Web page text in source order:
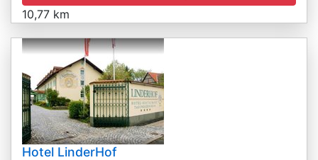
10,77 km
Hotel LinderHof